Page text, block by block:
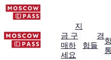
지
금 구
매하
세요
경
험들